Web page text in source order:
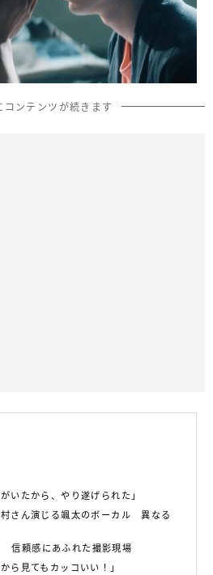
コンテンツが続きます
たから、やり遂げられた」
さん演じる颯太のボーカル 異なる
信頼感にあふれた撮影現場
ら見てもカッコいい！」